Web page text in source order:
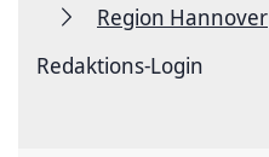
Region Hannover
Redaktions-Login